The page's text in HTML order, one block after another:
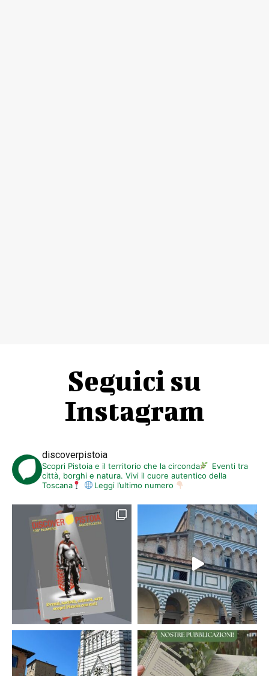
Seguici su
Instagram
discoverpistoia
Scopri Pistoia e il territorio che la circonda
Eventi tra
città, borghi e natura. Vivi il cuore autentico della
Toscana
Leggi l’ultimo numero